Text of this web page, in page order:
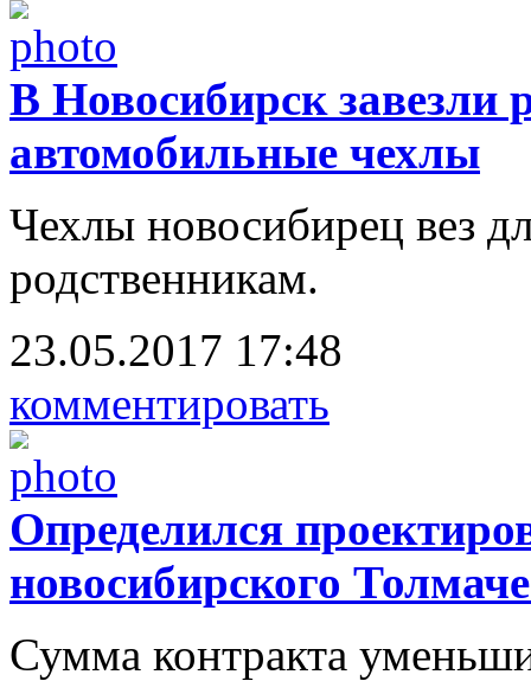
В Новосибирск завезли
автомобильные чехлы
Чехлы новосибирец вез
родственникам.
23.05.2017 17:48
комментировать
Определился
новосибирского
Сумма контракта